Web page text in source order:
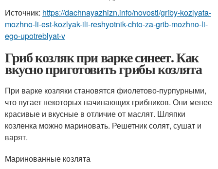
Источник: https://dachnayazhizn.info/novosti/griby-kozlyata-
mozhno-li-est-kozlyak-ili-reshyotnik-chto-za-grib-mozhno-li-
ego-upotreblyat-v
Гриб козляк при варке синеет. Как
вкусно приготовить грибы козлята
При варке козляки становятся фиолетово-пурпурными,
что пугает некоторых начинающих грибников. Они менее
красивые и вкусные в отличие от маслят. Шляпки
козленка можно мариновать. Решетник солят, сушат и
варят.
Маринованные козлята